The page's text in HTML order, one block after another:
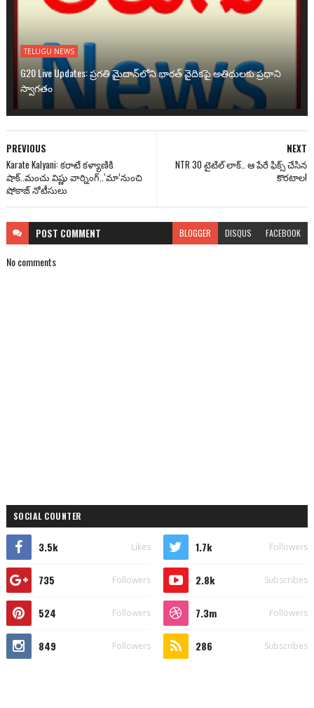
TELUGU NEWS
G20 Live Updates: ప్రగతి మైదాన్‌లోని భారత్ వైదికపై అతిథులకు ప్రధాని
స్వాగతం
NEXT
NTR 30 టైటిల్ లాక్.. ఆ పేరే ఫిక్స్ చేసిన
కొరటాల!
PREVIOUS
Karate Kalyani: క‌రాటే క‌ళ్యాణికి
షాక్..మంచు విష్ణు వార్నింగ్‌..‘మా’నుంచి
షోకాజ్ నోటీసులు
POST COMMENT BLOGGER DISQUS FACEBOOK
No comments
SOCIAL COUNTER
3.5k Likes 1.7k Followers
735 Followers 2.8k Subscribes
524 Followers 7.3m Followers
849 Followers 286 Subscribes